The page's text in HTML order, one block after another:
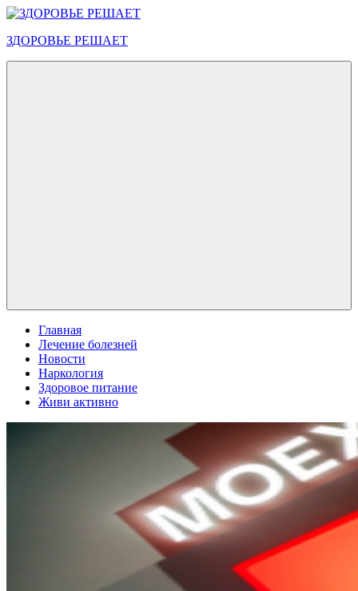
Перейти
содержимому
ЗДОРОВЬЕ РЕШАЕТ
Главная
Лечение болезней
Новости
Наркология
Здоровое питание
Живи активно